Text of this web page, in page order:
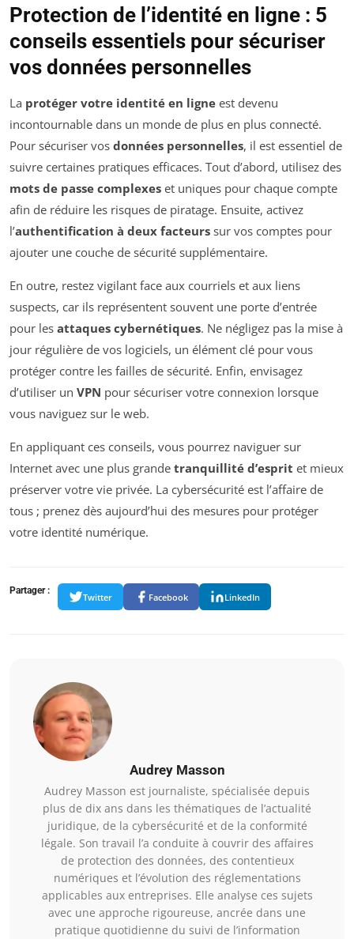
Protection de l’identité en ligne : 5
conseils essentiels pour sécuriser
vos données personnelles
La protéger votre identité en ligne est devenu
incontournable dans un monde de plus en plus connecté.
Pour sécuriser vos données personnelles, il est essentiel de
suivre certaines pratiques efficaces. Tout d’abord, utilisez des
mots de passe complexes et uniques pour chaque compte
afin de réduire les risques de piratage. Ensuite, activez
l’authentification à deux facteurs sur vos comptes pour
ajouter une couche de sécurité supplémentaire.
En outre, restez vigilant face aux courriels et aux liens
suspects, car ils représentent souvent une porte d’entrée
pour les attaques cybernétiques. Ne négligez pas la mise à
jour régulière de vos logiciels, un élément clé pour vous
protéger contre les failles de sécurité. Enfin, envisagez
d’utiliser un VPN pour sécuriser votre connexion lorsque
vous naviguez sur le web.
En appliquant ces conseils, vous pourrez naviguer sur
Internet avec une plus grande tranquillité d’esprit et mieux
préserver votre vie privée. La cybersécurité est l’affaire de
tous ; prenez dès aujourd’hui des mesures pour protéger
votre identité numérique.
Partager :
Twitter Facebook LinkedIn
Audrey Masson
Audrey Masson est journaliste, spécialisée depuis
plus de dix ans dans les thématiques de l’actualité
juridique, de la cybersécurité et de la conformité
légale. Son travail l’a conduite à couvrir des affaires
de protection des données, des contentieux
numériques et l’évolution des réglementations
applicables aux entreprises. Elle analyse ces sujets
avec une approche rigoureuse, ancrée dans une
pratique quotidienne du suivi de l’information